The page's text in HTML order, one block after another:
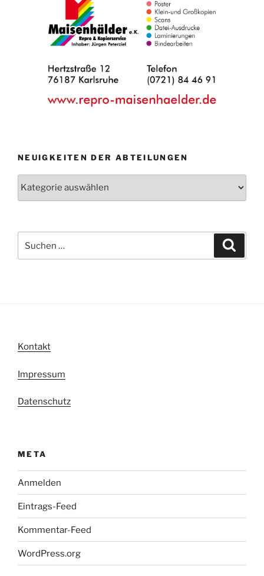
NEUIGKEITEN DER ABTEILUNGEN
nach:
Kontakt
Impressum
Datenschutz
META
Anmelden
Eintrags-Feed
Kommentar-Feed
WordPress.org